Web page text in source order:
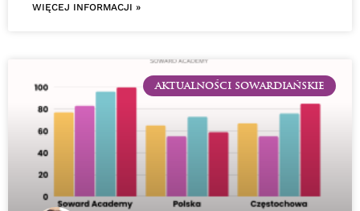
WIĘCEJ INFORMACJI »
AKTUALNOŚCI SOWARDIAŃSKIE